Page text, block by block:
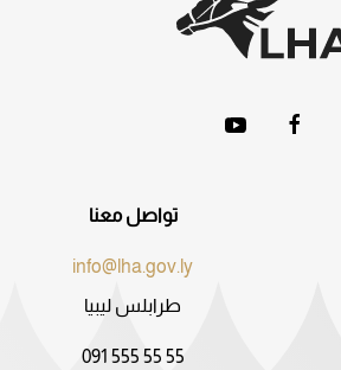
تواصل معنا
info@lha.gov.ly
طرابلس ليبيا
091 555 55 55